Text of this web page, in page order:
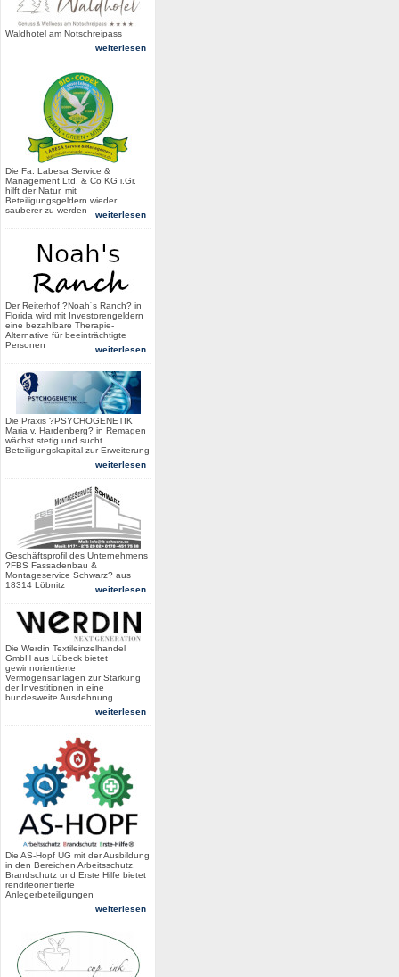
Waldhotel am Notschreipass
weiterlesen
Die Fa. Labesa Service &
Management Ltd. & Co KG i.Gr.
hilft der Natur, mit
Beteiligungsgeldern wieder
sauberer zu werden
weiterlesen
Der Reiterhof ?Noah´s Ranch? in
Florida wird mit Investorengeldern
eine bezahlbare Therapie-
Alternative für beeinträchtigte
Personen
weiterlesen
Die Praxis ?PSYCHOGENETIK
Maria v. Hardenberg? in Remagen
wächst stetig und sucht
Beteiligungskapital zur Erweiterung
weiterlesen
Geschäftsprofil des Unternehmens
?FBS Fassadenbau &
Montageservice Schwarz? aus
18314 Löbnitz
weiterlesen
Die Werdin Textileinzelhandel
GmbH aus Lübeck bietet
gewinnorientierte
Vermögensanlagen zur Stärkung
der Investitionen in eine
bundesweite Ausdehnung
weiterlesen
Die AS-Hopf UG mit der Ausbildung
in den Bereichen Arbeitsschutz,
Brandschutz und Erste Hilfe bietet
renditeorientierte
Anlegerbeteiligungen
weiterlesen